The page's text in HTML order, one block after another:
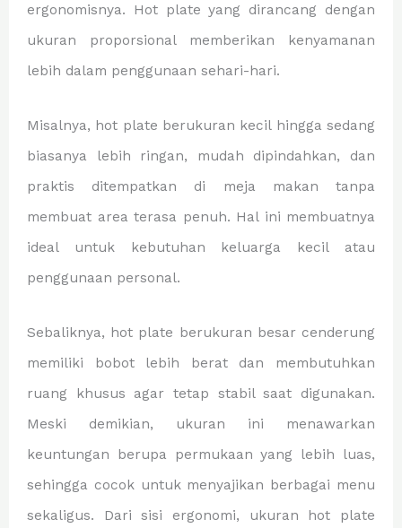
ergonomisnya. Hot plate yang dirancang dengan
ukuran proporsional memberikan kenyamanan
lebih dalam penggunaan sehari-hari.
Misalnya, hot plate berukuran kecil hingga sedang
biasanya lebih ringan, mudah dipindahkan, dan
praktis ditempatkan di meja makan tanpa
membuat area terasa penuh. Hal ini membuatnya
ideal untuk kebutuhan keluarga kecil atau
penggunaan personal.
Sebaliknya, hot plate berukuran besar cenderung
memiliki bobot lebih berat dan membutuhkan
ruang khusus agar tetap stabil saat digunakan.
Meski demikian, ukuran ini menawarkan
keuntungan berupa permukaan yang lebih luas,
sehingga cocok untuk menyajikan berbagai menu
sekaligus. Dari sisi ergonomi, ukuran hot plate